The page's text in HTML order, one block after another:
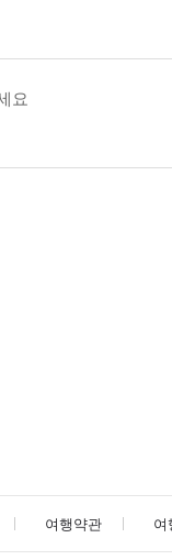
투어 당일에 지불해야
요
여행약관 여